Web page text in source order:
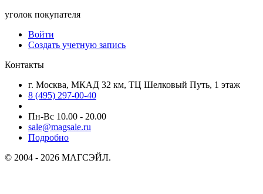
уголок покупателя
Войти
Создать учетную запись
Контакты
г. Москва, МКАД 32 км, ТЦ Шелковый Путь, 1 этаж
8 (495) 297-00-40
Пн-Вс 10.00 - 20.00
sale@magsale.ru
Подробно
© 2004 - 2026 МАГСЭЙЛ.